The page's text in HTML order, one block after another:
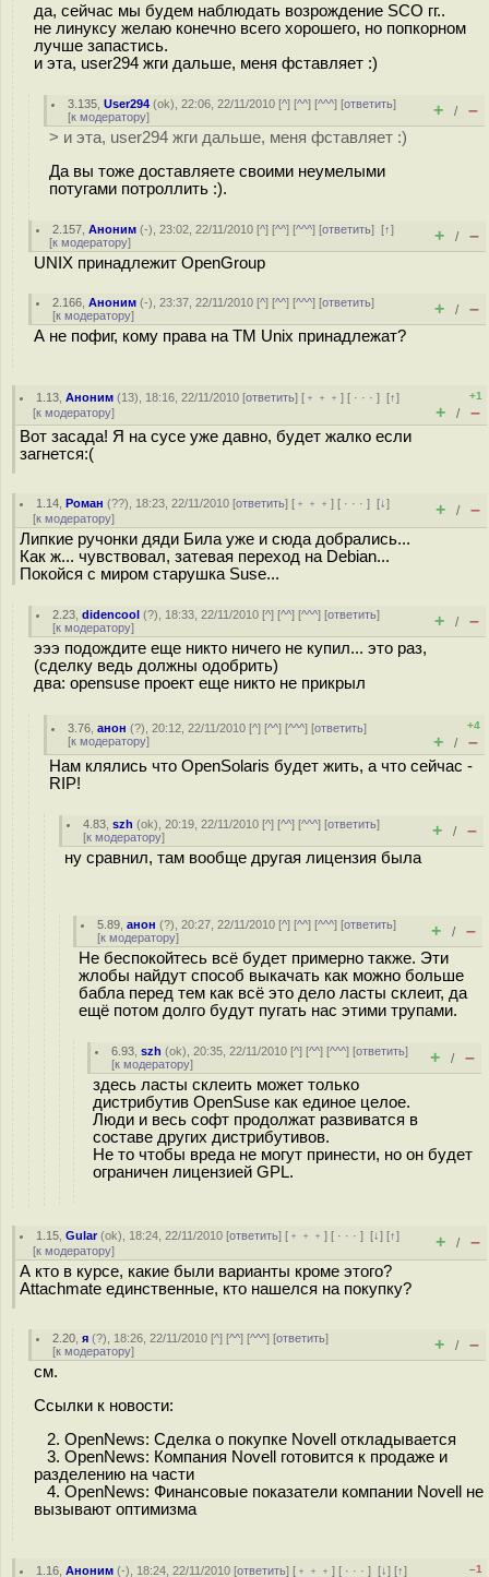
да, сейчас мы будем наблюдать возрождение SCO гг..
не линуксу желаю конечно всего хорошего, но попкорном
лучше запастись.
и эта, user294 жги дальше, меня фставляет :)
3.135 ,User294 (ok), 22:06, 22/11/2010 [^] [^^] [^^^] [ответить]
[к модератору] + / –
> и эта, user294 жги дальше, меня фставляет :)
Да вы тоже доставляете своими неумелыми
потугами потроллить :).
2.157 ,Аноним (-), 23:02, 22/11/2010 [^] [^^] [^^^] [ответить][↑]
[к модератору] + / –
UNIX принадлежит OpenGroup
2.166 ,Аноним (-), 23:37, 22/11/2010 [^] [^^] [^^^] [ответить]
[к модератору] + / –
А не пофиг, кому права на ТМ Unix принадлежат?
1.13 ,Аноним (13), 18:16, 22/11/2010 [ответить] [ ﹢﹢﹢] [ · · ·][↑]
[к модератору]
+1
+ / –
Вот засада! Я на сусе уже давно, будет жалко если
загнется:(
1.14 ,Роман (??), 18:23, 22/11/2010 [ответить] [ ﹢﹢﹢] [ · · ·][↓]
[к модератору] + / –
Липкие ручонки дяди Била уже и сюда добрались...
Как ж... чувствовал, затевая переход на Debian...
Покойся с миром старушка Suse...
2.23 ,didencool (?), 18:33, 22/11/2010 [^] [^^] [^^^] [ответить]
[к модератору] + / –
эээ подождите еще никто ничего не купил... это раз,
(сделку ведь должны одобрить)
два: opensuse проект еще никто не прикрыл
3.76 ,анон (?), 20:12, 22/11/2010 [^] [^^] [^^^] [ответить]
[к модератору]
+4
+ / –
Нам клялись что OpenSolaris будет жить, а что сейчас -
RIP!
4.83 ,szh (ok), 20:19, 22/11/2010 [^] [^^] [^^^] [ответить]
[к модератору] + / –
ну сравнил, там вообще другая лицензия была
5.89 ,анон (?), 20:27, 22/11/2010 [^] [^^] [^^^] [ответить]
[к модератору] + / –
Не беспокойтесь всё будет примерно также. Эти
жлобы найдут способ выкачать как можно больше
бабла перед тем как всё это дело ласты склеит, да
ещё потом долго будут пугать нас этими трупами.
6.93 ,szh (ok), 20:35, 22/11/2010 [^] [^^] [^^^] [ответить]
[к модератору] + / –
здесь ласты склеить может только
дистрибутив OpenSuse как единое целое.
Люди и весь софт продолжат развиватся в
составе других дистрибутивов.
Не то чтобы вреда не могут принести, но он будет
ограничен лицензией GPL.
1.15 ,Gular(ok), 18:24, 22/11/2010 [ответить] [ ﹢﹢﹢] [ · · ·][↓] [↑]
[к модератору] + / –
А кто в курсе, какие были варианты кроме этого?
Attachmate единственные, кто нашелся на покупку?
2.20 ,я (?), 18:26, 22/11/2010 [^] [^^] [^^^] [ответить]
[к модератору] + / –
см.
Ссылки к новости:
2. OpenNews: Сделка о покупке Novell откладывается
3. OpenNews: Компания Novell готовится к продаже и
разделению на части
4. OpenNews: Финансовые показатели компании Novell не
вызывают оптимизма
1.16 ,Аноним (-), 18:24, 22/11/2010 [ответить] [ ﹢﹢﹢] [ · · ·][↓] [↑] –1